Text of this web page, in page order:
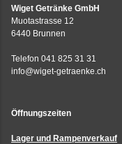
Wiget Getränke GmbH
Muotastrasse 12
6440 Brunnen
Telefon 041 825 31 31
info@wiget-getraenke.ch
Öffnungszeiten
Lager und Rampenverkauf